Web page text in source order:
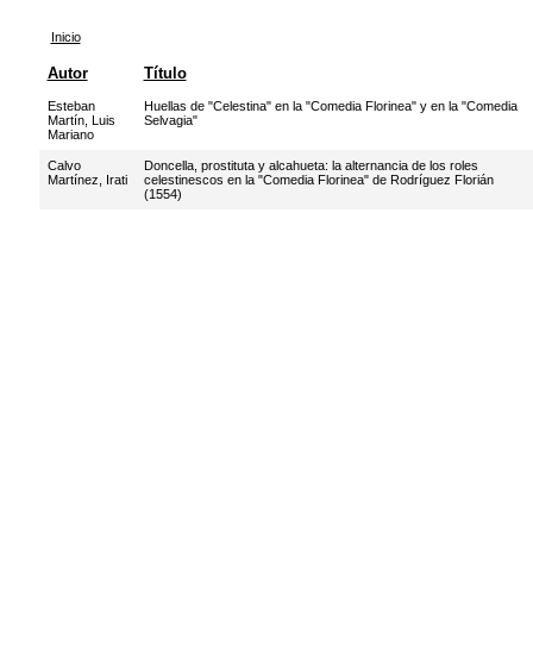
Inicio
Autor Título
Esteban
Martín, Luis
Mariano
Huellas de "Celestina" en la "Comedia Florinea" y en la "Comedia
Selvagia"
Calvo
Martínez, Irati
Doncella, prostituta y alcahueta: la alternancia de los roles
celestinescos en la "Comedia Florinea" de Rodríguez Florián
(1554)